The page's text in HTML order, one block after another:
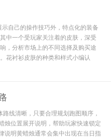
自己的操作技巧外，特点化的装备
中一个受玩家关注着的皮肤，深受
，分析市场上的不同选择及购买途
花衬衫皮肤的种类和样式小编认
线清晰，只要合理规划跑图顺序，
烛位置展开说明，帮助玩家快速锁定
说明黄蜡烛通常会集中出现在当日指